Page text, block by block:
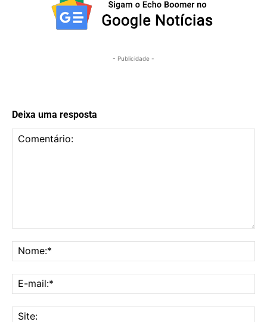
- Publicidade -
Deixa uma resposta